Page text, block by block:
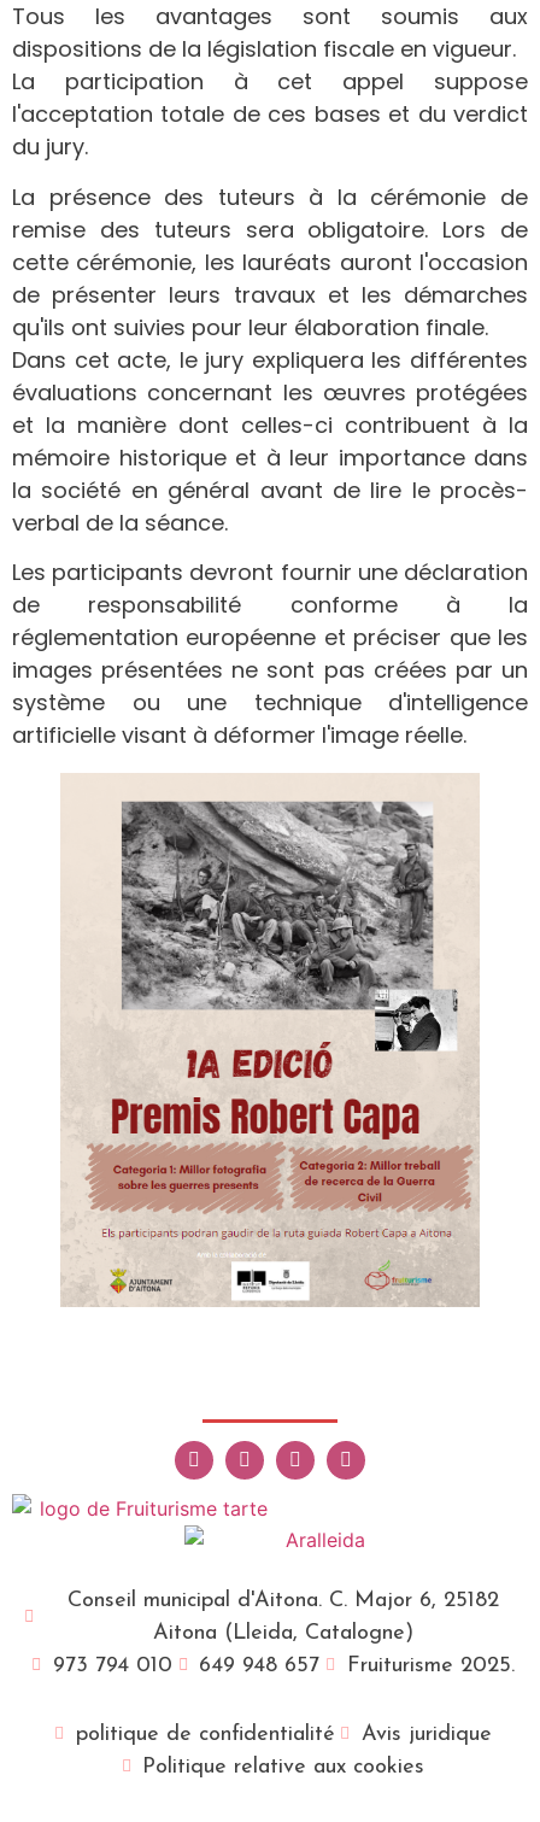
Tous les avantages sont soumis aux
dispositions de la législation fiscale en vigueur.
La participation à cet appel suppose
l'acceptation totale de ces bases et du verdict
du jury.
La présence des tuteurs à la cérémonie de
remise des tuteurs sera obligatoire. Lors de
cette cérémonie, les lauréats auront l'occasion
de présenter leurs travaux et les démarches
qu'ils ont suivies pour leur élaboration finale.
Dans cet acte, le jury expliquera les différentes
évaluations concernant les œuvres protégées
et la manière dont celles-ci contribuent à la
mémoire historique et à leur importance dans
la société en général avant de lire le procès-
verbal de la séance.
Les participants devront fournir une déclaration
de responsabilité conforme à la
réglementation européenne et préciser que les
images présentées ne sont pas créées par un
système ou une technique d'intelligence
artificielle visant à déformer l'image réelle.
Conseil municipal d'Aitona. C. Major 6, 25182
Aitona (Lleida, Catalogne)
973 794 010
649 948 657 Fruiturisme 2025.
politique de confidentialité
Avis juridique
Politique relative aux cookies